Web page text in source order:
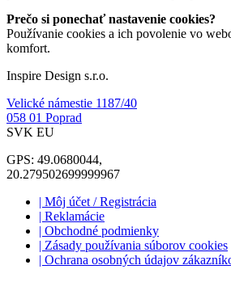
Prečo si ponechať nastavenie cookies?
Používanie cookies a ich povolenie vo
komfort.
Inspire Design s.r.o.
Velické námestie 1187/40
058 01 Poprad
SVK EU
GPS: 49.0680044,
20.279502699999967
| Môj účet / Registrácia
| Reklamácie
| Obchodné podmienky
| Zásady používania súborov cookies
| Ochrana osobných údajov